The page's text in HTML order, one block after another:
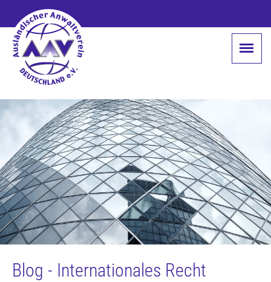
Blog - Internationales Recht